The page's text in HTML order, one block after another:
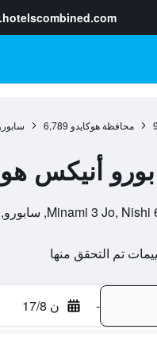
محافظة هوكايدو 6,789
أنيكس
- ن 17/8